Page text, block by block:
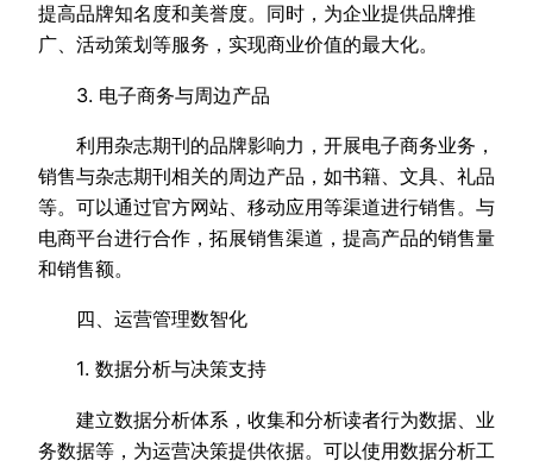
提高品牌知名度和美誉度。同时，为企业提供品牌推
广、活动策划等服务，实现商业价值的最大化。
3. 电子商务与周边产品
利用杂志期刊的品牌影响力，开展电子商务业务，
销售与杂志期刊相关的周边产品，如书籍、文具、礼品
等。可以通过官方网站、移动应用等渠道进行销售。与
电商平台进行合作，拓展销售渠道，提高产品的销售量
和销售额。
四、运营管理数智化
1. 数据分析与决策支持
建立数据分析体系，收集和分析读者行为数据、业
务数据等，为运营决策提供依据。可以使用数据分析工